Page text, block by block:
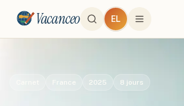
Vacanceo EL
France 2025 8 jours